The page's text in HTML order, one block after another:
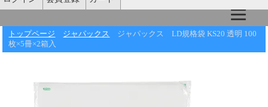
トップページ ジャパックス
ジャパックス LD規格袋 KS20 透明 100
枚×5冊×2箱入